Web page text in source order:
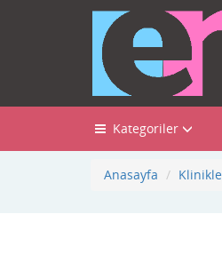
Kategoriler
Anasayfa